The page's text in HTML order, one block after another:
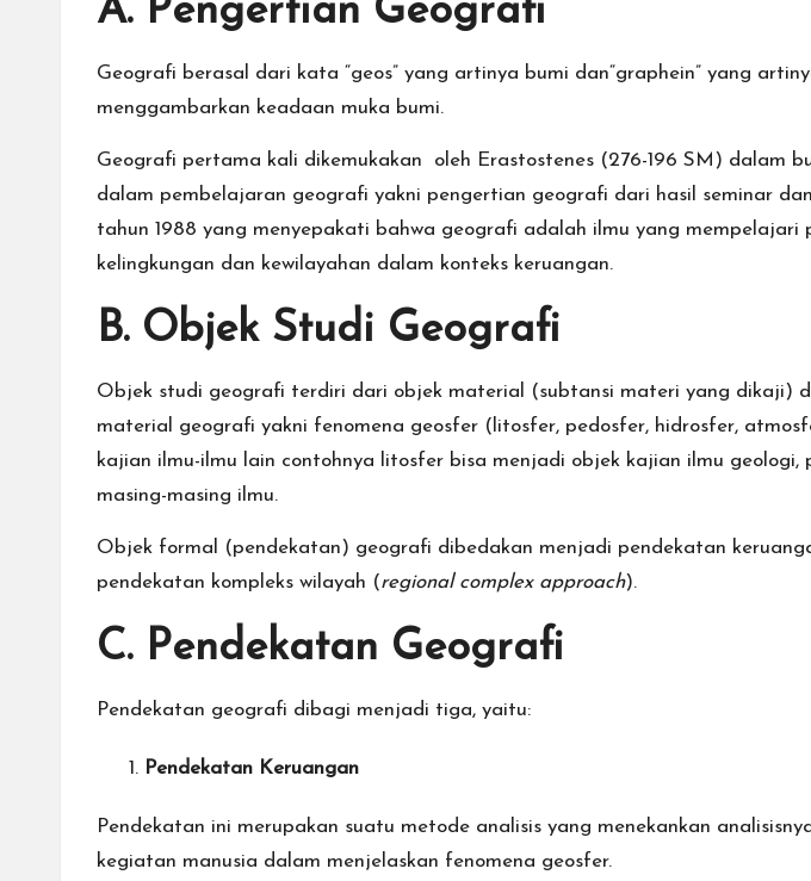
A. Pengertian Geografi
Geografi berasal dari kata “geos” yang artinya bumi dan“graphein” yang
menggambarkan keadaan muka bumi.
Geografi pertama kali dikemukakan oleh Erastostenes (276-196 SM) dalam
dalam pembelajaran geografi yakni pengertian geografi dari hasil seminar
tahun 1988 yang menyepakati bahwa geografi adalah ilmu yang
kelingkungan dan kewilayahan dalam konteks keruangan.
B. Objek Studi Geografi
Objek studi geografi terdiri dari objek material (subtansi materi yang dikaji)
material geografi yakni fenomena geosfer (litosfer, pedosfer, hidrosfer,
kajian ilmu-ilmu lain contohnya litosfer bisa menjadi objek kajian ilmu
masing-masing ilmu.
Objek formal (pendekatan) geografi dibedakan menjadi pendekatan
pendekatan kompleks wilayah (regional complex approach).
C. Pendekatan Geografi
Pendekatan geografi dibagi menjadi tiga, yaitu:
Pendekatan Keruangan
Pendekatan ini merupakan suatu metode analisis yang menekankan
kegiatan manusia dalam menjelaskan fenomena geosfer.